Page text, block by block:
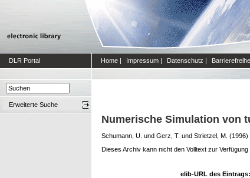
DLR Portal Home | Impressum | Datenschutz |
Erweiterte Suche
Numerische Simulation von
Schumann, U. und Gerz, T. und Strietzel, M. (1996)
Dieses Archiv kann nicht den Volltext zur Verfügung
elib-URL des Eintrags: